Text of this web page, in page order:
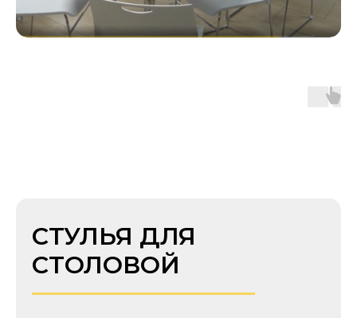
СТУЛЬЯ ДЛЯ
СТОЛОВОЙ